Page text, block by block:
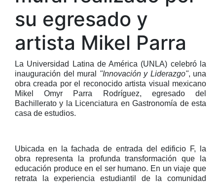
su egresado y
artista Mikel Parra
La Universidad Latina de América (UNLA) celebró la
inauguración del mural "Innovación y Liderazgo", una
obra creada por el reconocido artista visual mexicano
Mikel Omyr Parra Rodríguez, egresado del
Bachillerato y la Licenciatura en Gastronomía de esta
casa de estudios.
Ubicada en la fachada de entrada del edificio F, la
obra representa la profunda transformación que la
educación produce en el ser humano. En un viaje que
retrata la experiencia estudiantil de la comunidad